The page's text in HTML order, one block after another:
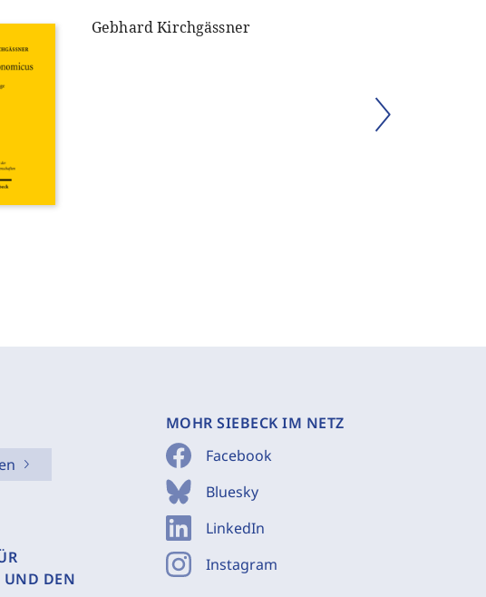
Gebhard Kirchgässner
DEN
MOHR SIEBECK IM NETZ
Facebook
Bluesky
LinkedIn
Instagram